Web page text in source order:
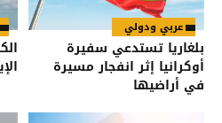
عربي ودولي
بلغاريا تستدعي سفيرة
أوكرانيا إثر انفجار مسيرة
في أراضيها